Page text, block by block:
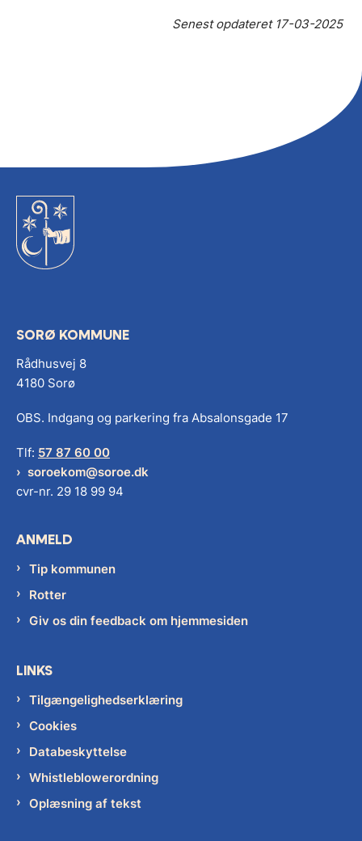
Senest opdateret 17-03-2025
SORØ KOMMUNE
Rådhusvej 8
4180 Sorø
OBS. Indgang og parkering fra Absalonsgade 17
Tlf: 57 87 60 00
soroekom@soroe.dk
cvr-nr. 29 18 99 94
ANMELD
Tip kommunen
Rotter
Giv os din feedback om hjemmesiden
LINKS
Tilgængelighedserklæring
Cookies
Databeskyttelse
Whistleblowerordning
Oplæsning af tekst